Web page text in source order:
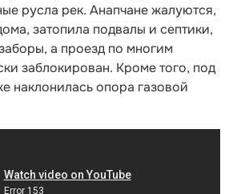
русла рек. Анапчане жалуются,
затопила подвалы и септики,
а проезд по многим
заблокирован. Кроме того, под
наклонилась опора газовой